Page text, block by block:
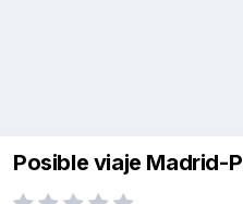
Posible viaje Madrid-